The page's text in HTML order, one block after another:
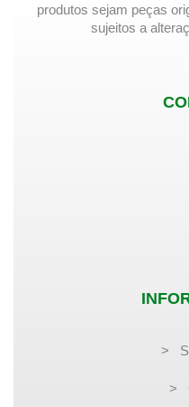
produtos sejam peças
sujeitos a
>
>